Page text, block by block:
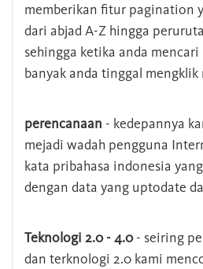
memberikan fitur pagination
dari abjad A-Z hingga
sehingga ketika anda
banyak anda tinggal mengklik
perencanaan - kedepannya
mejadi wadah pengguna
kata pribahasa indonesia
dengan data yang uptodate
Teknologi 2.0 - 4.0- seiring
dan terknologi 2.0 kami